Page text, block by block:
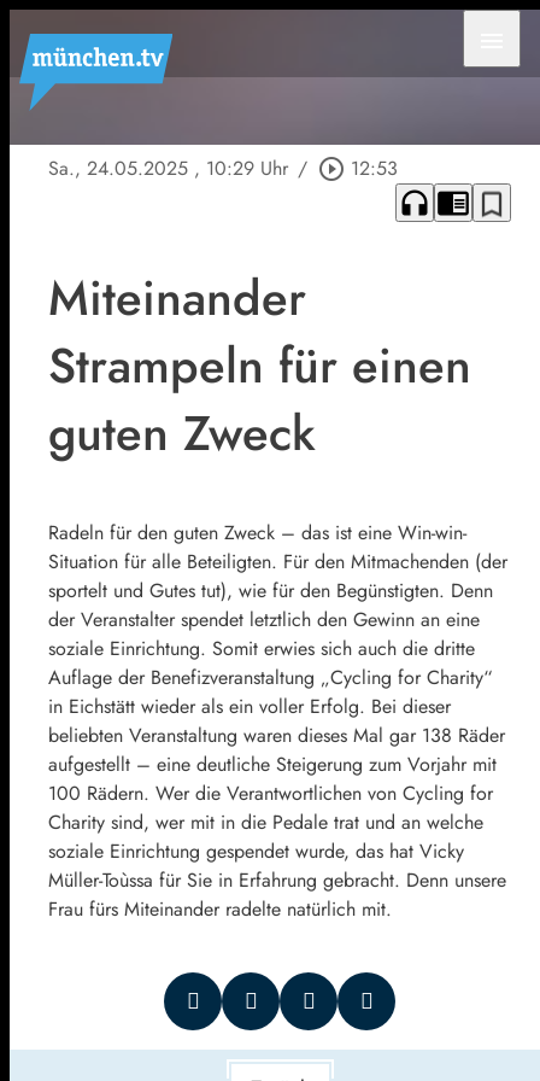
Sa., 24.05.2025 , 10:29 Uhr / play_circle_outline 12:53
headphones chrome_reader_mode bookmark_border
Miteinander
Strampeln für einen
guten Zweck
Radeln für den guten Zweck – das ist eine Win-win-
Situation für alle Beteiligten. Für den Mitmachenden (der
sportelt und Gutes tut), wie für den Begünstigten. Denn
der Veranstalter spendet letztlich den Gewinn an eine
soziale Einrichtung. Somit erwies sich auch die dritte
Auflage der Benefizveranstaltung „Cycling for Charity“
in Eichstätt wieder als ein voller Erfolg. Bei dieser
beliebten Veranstaltung waren dieses Mal gar 138 Räder
aufgestellt – eine deutliche Steigerung zum Vorjahr mit
100 Rädern. Wer die Verantwortlichen von Cycling for
Charity sind, wer mit in die Pedale trat und an welche
soziale Einrichtung gespendet wurde, das hat Vicky
Müller-Toùssa für Sie in Erfahrung gebracht. Denn unsere
Frau fürs Miteinander radelte natürlich mit.